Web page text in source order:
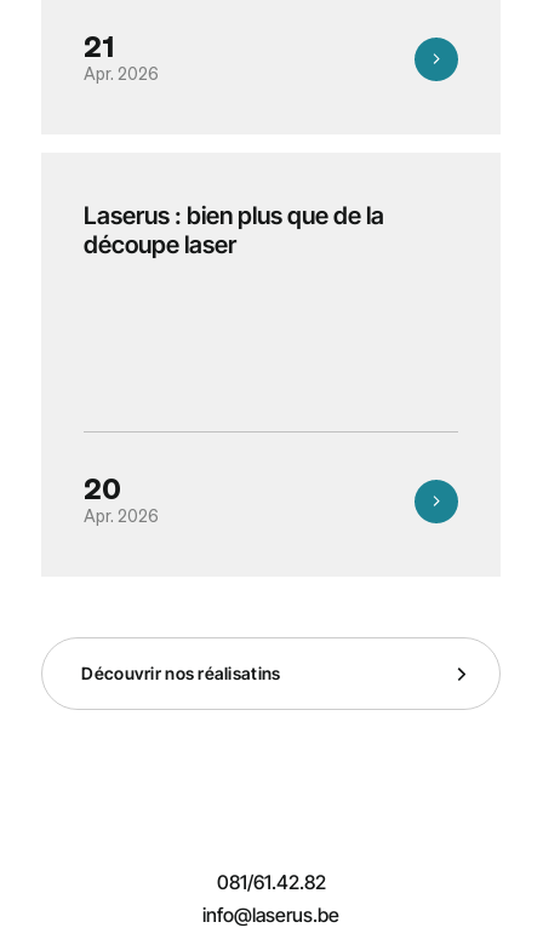
21
Apr. 2026
Laserus : bien plus que de la
découpe laser
20
Apr. 2026
Découvrir nos réalisatins
081/61.42.82
info@laserus.be